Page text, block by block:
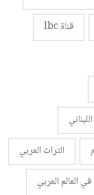
قناة lbc
التراث العربي
العالم العربي